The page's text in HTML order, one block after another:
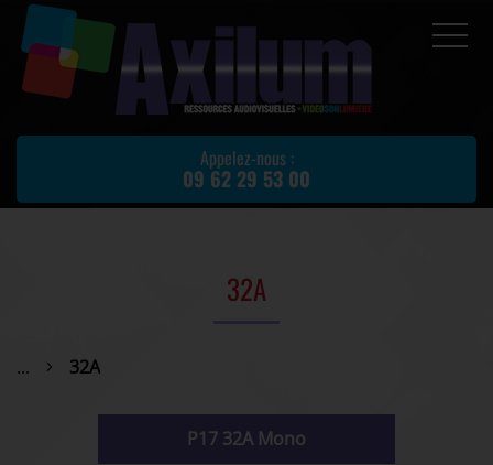
Appelez-nous :
09 62 29 53 00
Accueil
Prestations
Location de matériel
Avis client32A
... 32A
P17 32A Mono